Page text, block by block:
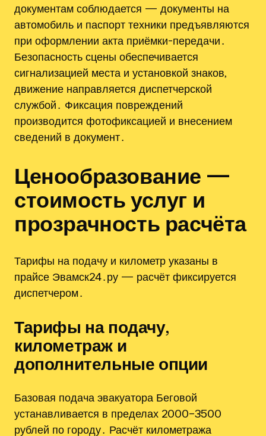
документам соблюдается — документы на
автомобиль и паспорт техники предъявляются
при оформлении акта приёмки-передачи․
Безопасность сцены обеспечивается
сигнализацией места и установкой знаков,
движение направляется диспетчерской
службой․ Фиксация повреждений
производится фотофиксацией и внесением
сведений в документ․
Ценообразование —
стоимость услуг и
прозрачность расчёта
Тарифы на подачу и километр указаны в
прайсе Эвамск24․ру — расчёт фиксируется
диспетчером․
Тарифы на подачу,
километраж и
дополнительные опции
Базовая подача эвакуатора Беговой
устанавливается в пределах 2000–3500
рублей по городу․ Расчёт километража